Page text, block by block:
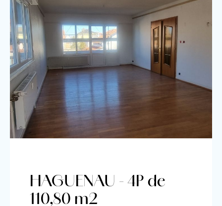
HAGUENAU - 4P de
110,80 m2